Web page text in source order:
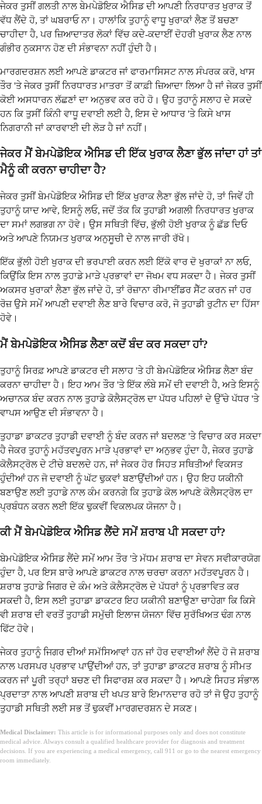
ਜੇਕਰ ਤੁਸੀਂ ਗਲਤੀ ਨਾਲ ਬੇਮਪੇਡੋਇਕ ਐਸਿਡ ਦੀ ਆਪਣੀ ਨਿਰਧਾਰਤ ਖੁਰਾਕ ਤੋਂ
ਵੱਧ ਲੈਂਦੇ ਹੋ, ਤਾਂ ਘਬਰਾਓ ਨਾ। ਹਾਲਾਂਕਿ ਤੁਹਾਨੂੰ ਵਾਧੂ ਖੁਰਾਕਾਂ ਲੈਣ ਤੋਂ ਬਚਣਾ
ਚਾਹੀਦਾ ਹੈ, ਪਰ ਜ਼ਿਆਦਾਤਰ ਲੋਕਾਂ ਵਿੱਚ ਕਦੇ-ਕਦਾਈਂ ਦੋਹਰੀ ਖੁਰਾਕ ਲੈਣ ਨਾਲ
ਗੰਭੀਰ ਨੁਕਸਾਨ ਹੋਣ ਦੀ ਸੰਭਾਵਨਾ ਨਹੀਂ ਹੁੰਦੀ ਹੈ।
ਮਾਰਗਦਰਸ਼ਨ ਲਈ ਆਪਣੇ ਡਾਕਟਰ ਜਾਂ ਫਾਰਮਾਸਿਸਟ ਨਾਲ ਸੰਪਰਕ ਕਰੋ, ਖਾਸ
ਤੌਰ 'ਤੇ ਜੇਕਰ ਤੁਸੀਂ ਨਿਰਧਾਰਤ ਮਾਤਰਾ ਤੋਂ ਕਾਫ਼ੀ ਜ਼ਿਆਦਾ ਲਿਆ ਹੈ ਜਾਂ ਜੇਕਰ ਤੁਸੀਂ
ਕੋਈ ਅਸਧਾਰਨ ਲੱਛਣਾਂ ਦਾ ਅਨੁਭਵ ਕਰ ਰਹੇ ਹੋ। ਉਹ ਤੁਹਾਨੂੰ ਸਲਾਹ ਦੇ ਸਕਦੇ
ਹਨ ਕਿ ਤੁਸੀਂ ਕਿੰਨੀ ਵਾਧੂ ਦਵਾਈ ਲਈ ਹੈ, ਇਸ ਦੇ ਆਧਾਰ 'ਤੇ ਕਿਸੇ ਖਾਸ
ਨਿਗਰਾਨੀ ਜਾਂ ਕਾਰਵਾਈ ਦੀ ਲੋੜ ਹੈ ਜਾਂ ਨਹੀਂ।
ਜੇਕਰ ਮੈਂ ਬੇਮਪੇਡੋਇਕ ਐਸਿਡ ਦੀ ਇੱਕ ਖੁਰਾਕ ਲੈਣਾ ਭੁੱਲ ਜਾਂਦਾ ਹਾਂ ਤਾਂ
ਮੈਨੂੰ ਕੀ ਕਰਨਾ ਚਾਹੀਦਾ ਹੈ?
ਜੇਕਰ ਤੁਸੀਂ ਬੇਮਪੇਡੋਇਕ ਐਸਿਡ ਦੀ ਇੱਕ ਖੁਰਾਕ ਲੈਣਾ ਭੁੱਲ ਜਾਂਦੇ ਹੋ, ਤਾਂ ਜਿਵੇਂ ਹੀ
ਤੁਹਾਨੂੰ ਯਾਦ ਆਵੇ, ਇਸਨੂੰ ਲਓ, ਜਦੋਂ ਤੱਕ ਕਿ ਤੁਹਾਡੀ ਅਗਲੀ ਨਿਰਧਾਰਤ ਖੁਰਾਕ
ਦਾ ਸਮਾਂ ਲਗਭਗ ਨਾ ਹੋਵੇ। ਉਸ ਸਥਿਤੀ ਵਿੱਚ, ਭੁੱਲੀ ਹੋਈ ਖੁਰਾਕ ਨੂੰ ਛੱਡ ਦਿਓ
ਅਤੇ ਆਪਣੇ ਨਿਯਮਤ ਖੁਰਾਕ ਅਨੁਸੂਚੀ ਦੇ ਨਾਲ ਜਾਰੀ ਰੱਖੋ।
ਇੱਕ ਭੁੱਲੀ ਹੋਈ ਖੁਰਾਕ ਦੀ ਭਰਪਾਈ ਕਰਨ ਲਈ ਇੱਕੋ ਵਾਰ ਦੋ ਖੁਰਾਕਾਂ ਨਾ ਲਓ,
ਕਿਉਂਕਿ ਇਸ ਨਾਲ ਤੁਹਾਡੇ ਮਾੜੇ ਪ੍ਰਭਾਵਾਂ ਦਾ ਜੋਖਮ ਵਧ ਸਕਦਾ ਹੈ। ਜੇਕਰ ਤੁਸੀਂ
ਅਕਸਰ ਖੁਰਾਕਾਂ ਲੈਣਾ ਭੁੱਲ ਜਾਂਦੇ ਹੋ, ਤਾਂ ਰੋਜ਼ਾਨਾ ਰੀਮਾਈਂਡਰ ਸੈੱਟ ਕਰਨ ਜਾਂ ਹਰ
ਰੋਜ਼ ਉਸੇ ਸਮੇਂ ਆਪਣੀ ਦਵਾਈ ਲੈਣ ਬਾਰੇ ਵਿਚਾਰ ਕਰੋ, ਜੋ ਤੁਹਾਡੀ ਰੁਟੀਨ ਦਾ ਹਿੱਸਾ
ਹੋਵੇ।
ਮੈਂ ਬੇਮਪੇਡੋਇਕ ਐਸਿਡ ਲੈਣਾ ਕਦੋਂ ਬੰਦ ਕਰ ਸਕਦਾ ਹਾਂ?
ਤੁਹਾਨੂੰ ਸਿਰਫ਼ ਆਪਣੇ ਡਾਕਟਰ ਦੀ ਸਲਾਹ 'ਤੇ ਹੀ ਬੇਮਪੇਡੋਇਕ ਐਸਿਡ ਲੈਣਾ ਬੰਦ
ਕਰਨਾ ਚਾਹੀਦਾ ਹੈ। ਇਹ ਆਮ ਤੌਰ 'ਤੇ ਇੱਕ ਲੰਬੇ ਸਮੇਂ ਦੀ ਦਵਾਈ ਹੈ, ਅਤੇ ਇਸਨੂੰ
ਅਚਾਨਕ ਬੰਦ ਕਰਨ ਨਾਲ ਤੁਹਾਡੇ ਕੋਲੈਸਟ੍ਰੋਲ ਦਾ ਪੱਧਰ ਪਹਿਲਾਂ ਦੇ ਉੱਚੇ ਪੱਧਰ 'ਤੇ
ਵਾਪਸ ਆਉਣ ਦੀ ਸੰਭਾਵਨਾ ਹੈ।
ਤੁਹਾਡਾ ਡਾਕਟਰ ਤੁਹਾਡੀ ਦਵਾਈ ਨੂੰ ਬੰਦ ਕਰਨ ਜਾਂ ਬਦਲਣ 'ਤੇ ਵਿਚਾਰ ਕਰ ਸਕਦਾ
ਹੈ ਜੇਕਰ ਤੁਹਾਨੂੰ ਮਹੱਤਵਪੂਰਨ ਮਾੜੇ ਪ੍ਰਭਾਵਾਂ ਦਾ ਅਨੁਭਵ ਹੁੰਦਾ ਹੈ, ਜੇਕਰ ਤੁਹਾਡੇ
ਕੋਲੈਸਟ੍ਰੋਲ ਦੇ ਟੀਚੇ ਬਦਲਦੇ ਹਨ, ਜਾਂ ਜੇਕਰ ਹੋਰ ਸਿਹਤ ਸਥਿਤੀਆਂ ਵਿਕਸਤ
ਹੁੰਦੀਆਂ ਹਨ ਜੋ ਦਵਾਈ ਨੂੰ ਘੱਟ ਢੁਕਵਾਂ ਬਣਾਉਂਦੀਆਂ ਹਨ। ਉਹ ਇਹ ਯਕੀਨੀ
ਬਣਾਉਣ ਲਈ ਤੁਹਾਡੇ ਨਾਲ ਕੰਮ ਕਰਨਗੇ ਕਿ ਤੁਹਾਡੇ ਕੋਲ ਆਪਣੇ ਕੋਲੈਸਟ੍ਰੋਲ ਦਾ
ਪ੍ਰਬੰਧਨ ਕਰਨ ਲਈ ਇੱਕ ਢੁਕਵੀਂ ਵਿਕਲਪਕ ਯੋਜਨਾ ਹੈ।
ਕੀ ਮੈਂ ਬੇਮਪੇਡੋਇਕ ਐਸਿਡ ਲੈਂਦੇ ਸਮੇਂ ਸ਼ਰਾਬ ਪੀ ਸਕਦਾ ਹਾਂ?
ਬੇਮਪੇਡੋਇਕ ਐਸਿਡ ਲੈਂਦੇ ਸਮੇਂ ਆਮ ਤੌਰ 'ਤੇ ਮੱਧਮ ਸ਼ਰਾਬ ਦਾ ਸੇਵਨ ਸਵੀਕਾਰਯੋਗ
ਹੁੰਦਾ ਹੈ, ਪਰ ਇਸ ਬਾਰੇ ਆਪਣੇ ਡਾਕਟਰ ਨਾਲ ਚਰਚਾ ਕਰਨਾ ਮਹੱਤਵਪੂਰਨ ਹੈ।
ਸ਼ਰਾਬ ਤੁਹਾਡੇ ਜਿਗਰ ਦੇ ਕੰਮ ਅਤੇ ਕੋਲੈਸਟ੍ਰੋਲ ਦੇ ਪੱਧਰਾਂ ਨੂੰ ਪ੍ਰਭਾਵਿਤ ਕਰ
ਸਕਦੀ ਹੈ, ਇਸ ਲਈ ਤੁਹਾਡਾ ਡਾਕਟਰ ਇਹ ਯਕੀਨੀ ਬਣਾਉਣਾ ਚਾਹੇਗਾ ਕਿ ਕਿਸੇ
ਵੀ ਸ਼ਰਾਬ ਦੀ ਵਰਤੋਂ ਤੁਹਾਡੀ ਸਮੁੱਚੀ ਇਲਾਜ ਯੋਜਨਾ ਵਿੱਚ ਸੁਰੱਖਿਅਤ ਢੰਗ ਨਾਲ
ਫਿੱਟ ਹੋਵੇ।
ਜੇਕਰ ਤੁਹਾਨੂੰ ਜਿਗਰ ਦੀਆਂ ਸਮੱਸਿਆਵਾਂ ਹਨ ਜਾਂ ਹੋਰ ਦਵਾਈਆਂ ਲੈਂਦੇ ਹੋ ਜੋ ਸ਼ਰਾਬ
ਨਾਲ ਪਰਸਪਰ ਪ੍ਰਭਾਵ ਪਾਉਂਦੀਆਂ ਹਨ, ਤਾਂ ਤੁਹਾਡਾ ਡਾਕਟਰ ਸ਼ਰਾਬ ਨੂੰ ਸੀਮਤ
ਕਰਨ ਜਾਂ ਪੂਰੀ ਤਰ੍ਹਾਂ ਬਚਣ ਦੀ ਸਿਫਾਰਸ਼ ਕਰ ਸਕਦਾ ਹੈ। ਆਪਣੇ ਸਿਹਤ ਸੰਭਾਲ
ਪ੍ਰਦਾਤਾ ਨਾਲ ਆਪਣੀ ਸ਼ਰਾਬ ਦੀ ਖਪਤ ਬਾਰੇ ਇਮਾਨਦਾਰ ਰਹੋ ਤਾਂ ਜੋ ਉਹ ਤੁਹਾਨੂੰ
ਤੁਹਾਡੀ ਸਥਿਤੀ ਲਈ ਸਭ ਤੋਂ ਢੁਕਵੀਂ ਮਾਰਗਦਰਸ਼ਨ ਦੇ ਸਕਣ।
Medical Disclaimer: This article is for informational purposes only and does not constitute
medical advice. Always consult a qualified healthcare provider for diagnosis and treatment
decisions. If you are experiencing a medical emergency, call 911 or go to the nearest emergency
room immediately.